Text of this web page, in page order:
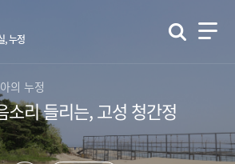
, 누정
의 누정
소리 들리는, 고성 청간정